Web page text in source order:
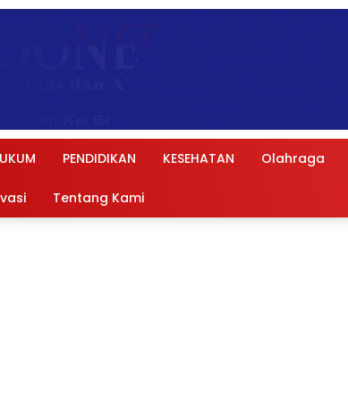
PENDIDIKAN KESEHATAN Olahraga
Tentang Kami